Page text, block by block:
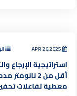
استراتيجية الإرجاع
أقل من 2
معطية تفاعلات